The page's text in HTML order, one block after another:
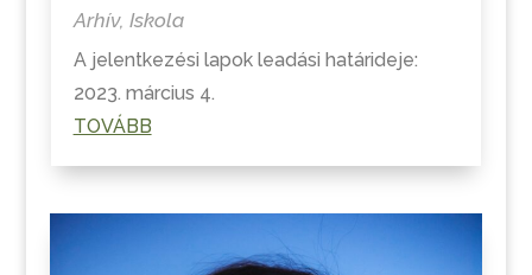
Arhív, Iskola
A jelentkezési lapok leadási határideje:
2023. március 4.
TOVÁBB